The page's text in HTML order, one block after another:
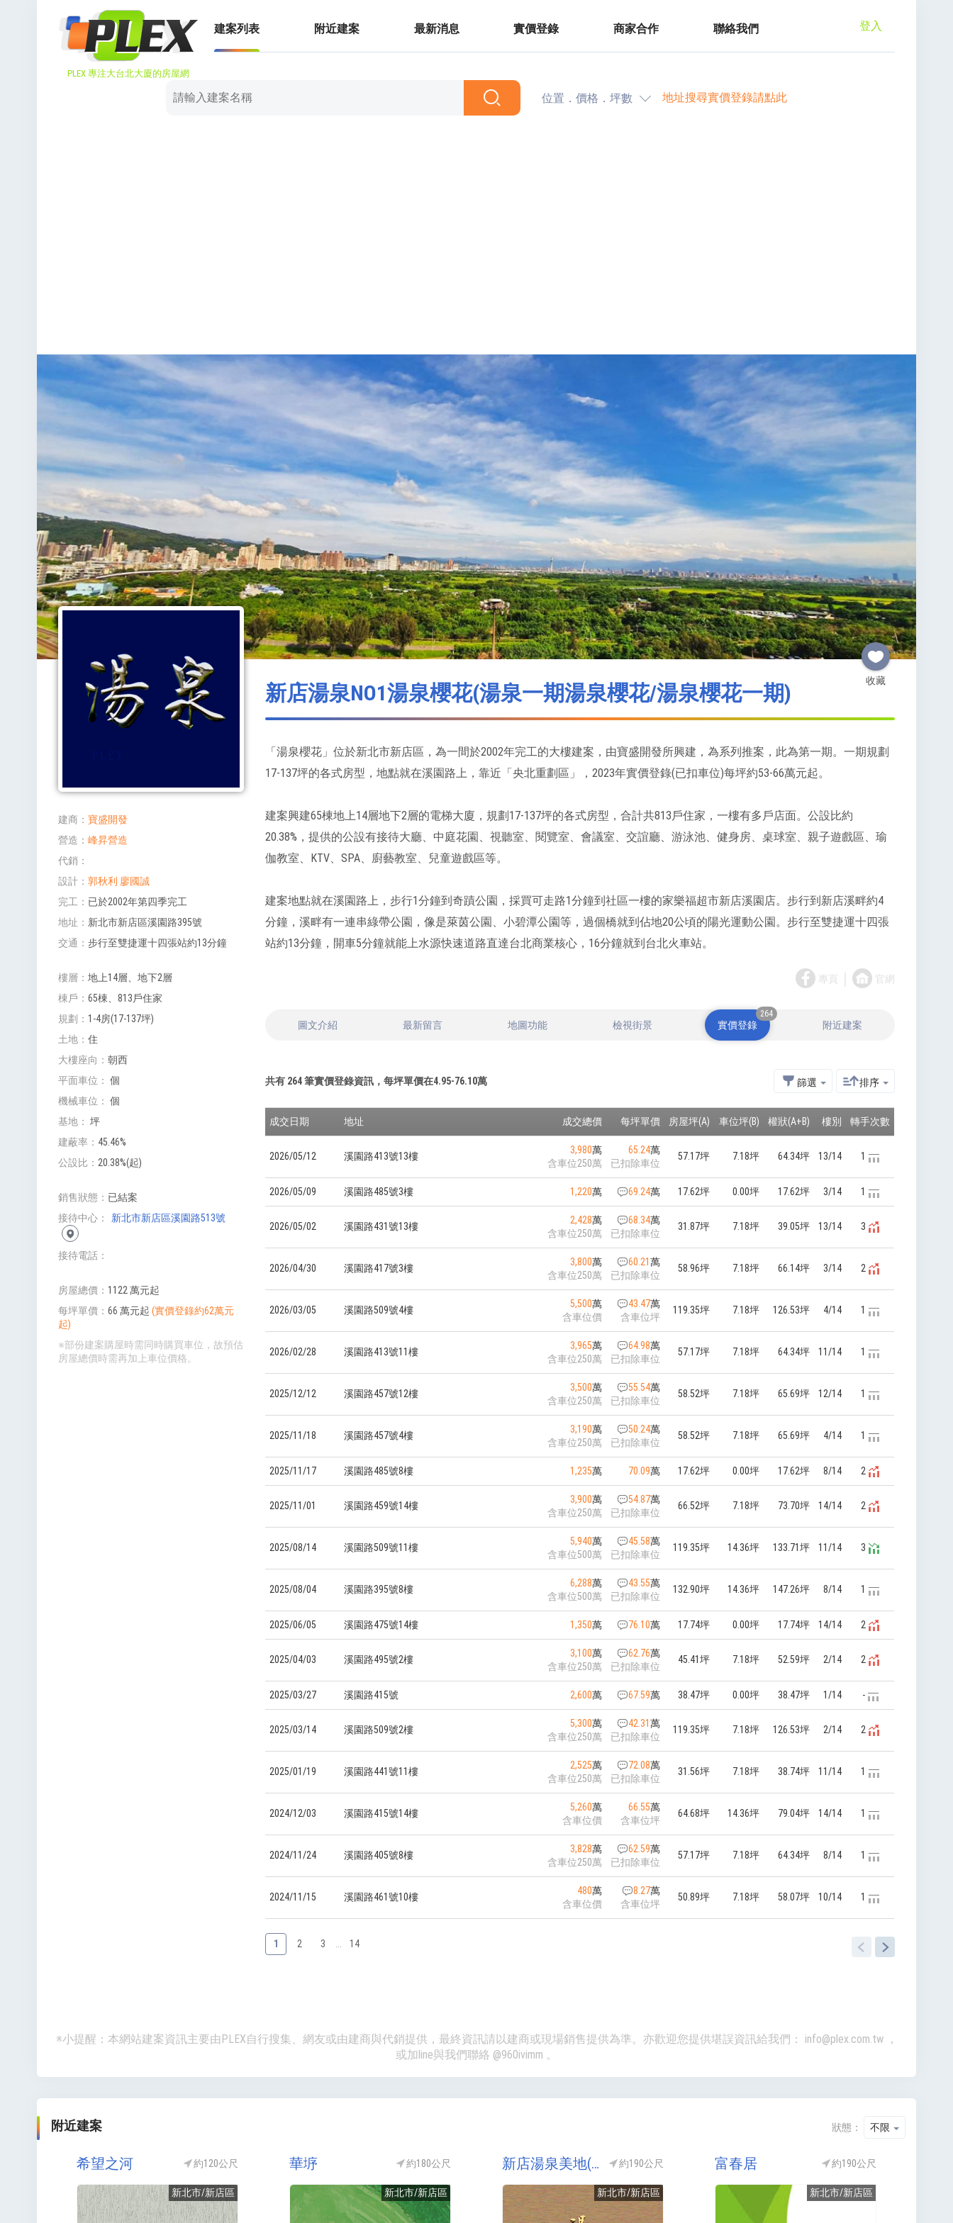
PLEX 專注大台北大廈的房屋網
建案列表 附近建案 最新消息 實價登錄 商家合作 聯絡我們 登入
位置．價格．坪數 地址搜尋實價登錄請點此
收藏
建商
寶盛開發
營造
峰昇營造
代銷
設計
郭秋利 廖國誠
完工
已於2002年第四季完工
地址
新北市新店區溪園路395號
交通
步行至雙捷運十四張站約13分鐘
樓層
地上14層、地下2層
棟戶
65棟、813戶住家
規劃
1-4房(17-137坪)
土地
住
大樓座向
朝西
平面車位
個
機械車位
個
基地
坪
建蔽率
45.46%
公設比
20.38%(起)
銷售狀態
已結案
接待中心
新北市新店區溪園路513號
接待電話
房屋總價
1122 萬元起
每坪單價
66 萬元起 (實價登錄約62萬元
起)
※部份建案購屋時需同時購買車位，故預估
房屋總價時需再加上車位價格。
新店湯泉NO1湯泉櫻花(湯泉一期湯泉櫻花/湯泉櫻花一期)
「湯泉櫻花」位於新北市新店區，為一間於2002年完工的大樓建案，由寶盛開發所興建，為系列推案，此為第一期。一期規劃
17-137坪的各式房型，地點就在溪園路上，靠近「央北重劃區」，2023年實價登錄(已扣車位)每坪約53-66萬元起。
建案興建65棟地上14層地下2層的電梯大廈，規劃17-137坪的各式房型，合計共813戶住家，一樓有多戶店面。公設比約
20.38%，提供的公設有接待大廳、中庭花園、視聽室、閱覽室、會議室、交誼廳、游泳池、健身房、桌球室、親子遊戲區、瑜
伽教室、KTV、SPA、廚藝教室、兒童遊戲區等。
建案地點就在溪園路上，步行1分鐘到奇蹟公園，採買可走路1分鐘到社區一樓的家樂福超市新店溪園店。步行到新店溪畔約4
分鐘，溪畔有一連串綠帶公園，像是萊茵公園、小碧潭公園等，過個橋就到佔地20公頃的陽光運動公園。步行至雙捷運十四張
站約13分鐘，開車5分鐘就能上水源快速道路直達台北商業核心，16分鐘就到台北火車站。
專頁 官網
圖文介紹 最新留言 地圖功能 檢視街景 實價登錄
264
附近建案
共有 264筆實價登錄資訊，每坪單價在4.95-76.10萬 篩選 排序
成交日期 地址 成交總價 每坪單價 房屋坪(A) 車位坪(B) 權狀(A+B) 樓別 轉手次數
2026/05/12 溪園路413號13樓
3,980萬
含車位250萬
65.24萬
已扣除車位
57.17坪 7.18坪 64.34坪 13/14 1
2026/05/09 溪園路485號3樓 1,220萬 69.24萬 17.62坪 0.00坪 17.62坪 3/14 1
2026/05/02 溪園路431號13樓
2,428萬
含車位250萬
68.34萬
已扣除車位
31.87坪 7.18坪 39.05坪 13/14 3
2026/04/30 溪園路417號3樓
3,800萬
含車位250萬
60.21萬
已扣除車位
58.96坪 7.18坪 66.14坪 3/14 2
2026/03/05 溪園路509號4樓
5,500萬
含車位價
43.47萬
含車位坪
119.35坪 7.18坪 126.53坪 4/14 1
2026/02/28 溪園路413號11樓
3,965萬
含車位250萬
64.98萬
已扣除車位
57.17坪 7.18坪 64.34坪 11/14 1
2025/12/12 溪園路457號12樓
3,500萬
含車位250萬
55.54萬
已扣除車位
58.52坪 7.18坪 65.69坪 12/14 1
2025/11/18 溪園路457號4樓
3,190萬
含車位250萬
50.24萬
已扣除車位
58.52坪 7.18坪 65.69坪 4/14 1
2025/11/17 溪園路485號8樓 1,235萬 70.09萬 17.62坪 0.00坪 17.62坪 8/14 2
2025/11/01 溪園路459號14樓
3,900萬
含車位250萬
54.87萬
已扣除車位
66.52坪 7.18坪 73.70坪 14/14 2
2025/08/14 溪園路509號11樓
5,940萬
含車位500萬
45.58萬
已扣除車位
119.35坪 14.36坪 133.71坪 11/14 3
2025/08/04 溪園路395號8樓
6,288萬
含車位500萬
43.55萬
已扣除車位
132.90坪 14.36坪 147.26坪 8/14 1
2025/06/05 溪園路475號14樓 1,350萬 76.10萬 17.74坪 0.00坪 17.74坪 14/14 2
2025/04/03 溪園路495號2樓
3,100萬
含車位250萬
62.76萬
已扣除車位
45.41坪 7.18坪 52.59坪 2/14 2
2025/03/27 溪園路415號 2,600萬 67.59萬 38.47坪 0.00坪 38.47坪 1/14 -
2025/03/14 溪園路509號2樓
5,300萬
含車位250萬
42.31萬
已扣除車位
119.35坪 7.18坪 126.53坪 2/14 2
2025/01/19 溪園路441號11樓
2,525萬
含車位250萬
72.08萬
已扣除車位
31.56坪 7.18坪 38.74坪 11/14 1
2024/12/03 溪園路415號14樓
5,260萬
含車位價
66.55萬
含車位坪
64.68坪 14.36坪 79.04坪 14/14 1
2024/11/24 溪園路405號8樓
3,828萬
含車位250萬
62.59萬
已扣除車位
57.17坪 7.18坪 64.34坪 8/14 1
2024/11/15 溪園路461號10樓
480萬
含車位價
8.27萬
含車位坪
50.89坪 7.18坪 58.07坪 10/14 1
1 2 3 14
※小提醒：本網站建案資訊主要由PLEX自行搜集、網友或由建商與代銷提供，最終資訊請以建商或現場銷售提供為準。亦歡迎您提供堪誤資訊給我們： info@plex.com.tw，
或加line與我們聯絡 @960ivimm 。
附近建案 狀態： 不限
希望之河 約120公尺
新北市/新店區
華垿 約180公尺
新北市/新店區
新店湯泉美地(湯泉2期/湯泉二期/湯泉II期) 約190公尺
新北市/新店區
富春居 約190公尺
新北市/新店區